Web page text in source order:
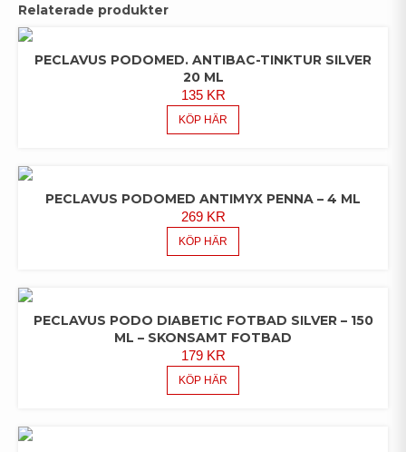
Relaterade produkter
PECLAVUS PODOMED. ANTIBAC-TINKTUR SILVER
20 ML
135 KR
KÖP HÄR
PECLAVUS PODOMED ANTIMYX PENNA – 4 ML
269 KR
KÖP HÄR
PECLAVUS PODO DIABETIC FOTBAD SILVER – 150
ML – SKONSAMT FOTBAD
179 KR
KÖP HÄR